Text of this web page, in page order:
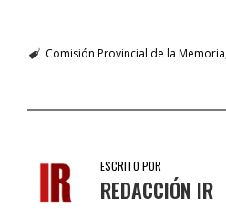
Comisión Provincial de la Memoria
ESCRITO POR
REDACCIÓN IR